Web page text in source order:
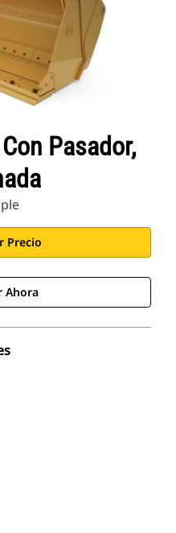
Pasador,
Precio
Ahora